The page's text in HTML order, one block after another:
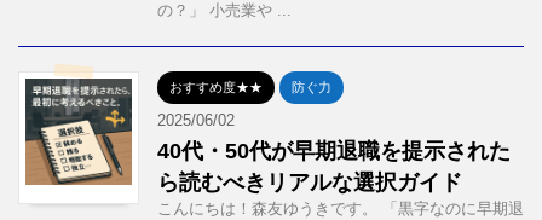
の？」 小売業や ...
おすすめ度★★ 防ぐ力
2025/06/02
40代・50代が早期退職を提示された
ら読むべきリアルな選択ガイド
こんにちは！森友ゆうきです。 「黒字なのに早期退